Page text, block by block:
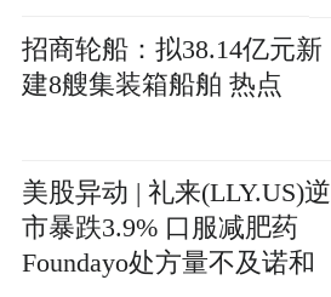
招商轮船：拟38.14亿元新
建8艘集装箱船舶 热点
美股异动 | 礼来(LLY.US)逆
市暴跌3.9% 口服减肥药
Foundayo处方量不及诺和